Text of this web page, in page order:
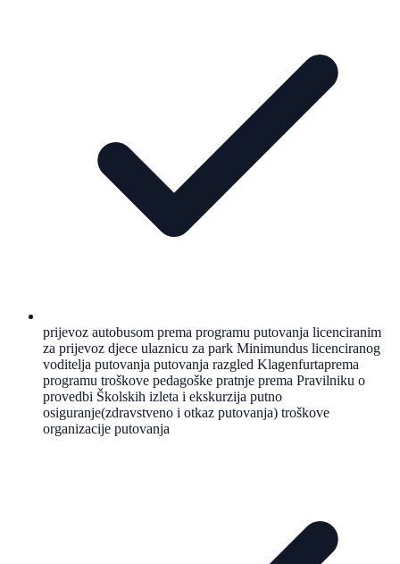
prijevoz autobusom prema programu putovanja licenciranim
za prijevoz djece ulaznicu za park Minimundus licenciranog
voditelja putovanja putovanja razgled Klagenfurtaprema
programu troškove pedagoške pratnje prema Pravilniku o
provedbi Školskih izleta i ekskurzija putno
osiguranje(zdravstveno i otkaz putovanja) troškove
organizacije putovanja